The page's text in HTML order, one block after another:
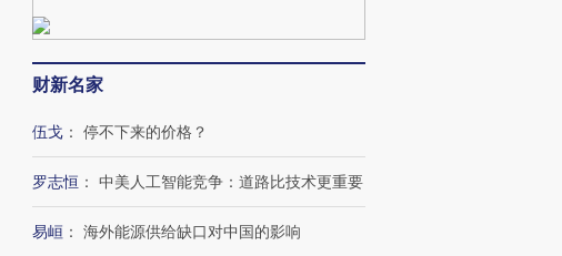
财新名家
伍戈 ： 停不下来的价格？
罗志恒 ： 中美人工智能竞争：道路比技术更重要
易峘 ： 海外能源供给缺口对中国的影响